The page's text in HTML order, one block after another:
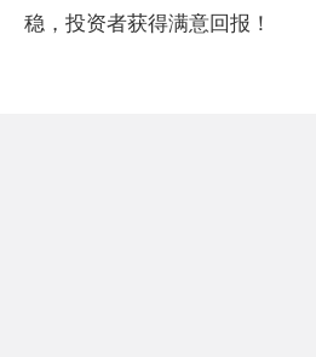
稳，投资者获得满意回报！